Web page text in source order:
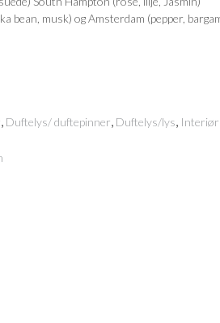
bean, musk) og Amsterdam (pepper,
, Duftelys/ duftepinner, Duftelys/lys, Interiør